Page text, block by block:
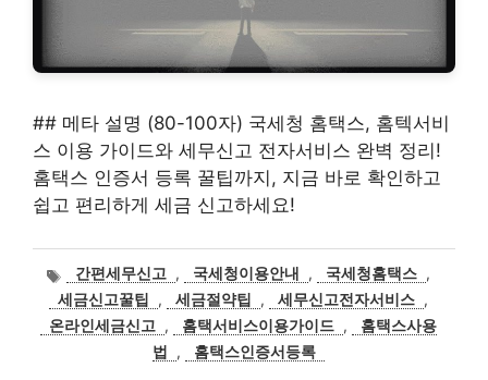
## 메타 설명 (80-100자) 국세청 홈택스, 홈텍서비
스 이용 가이드와 세무신고 전자서비스 완벽 정리!
홈택스 인증서 등록 꿀팁까지, 지금 바로 확인하고
쉽고 편리하게 세금 신고하세요!
태
그
간편세무신고 , 국세청이용안내 , 국세청홈택스 ,
세금신고꿀팁
, 세금절약팁 , 세무신고전자서비스 ,
온라인세금신고
, 홈택서비스이용가이드 ,
홈택스사용
법
, 홈택스인증서등록